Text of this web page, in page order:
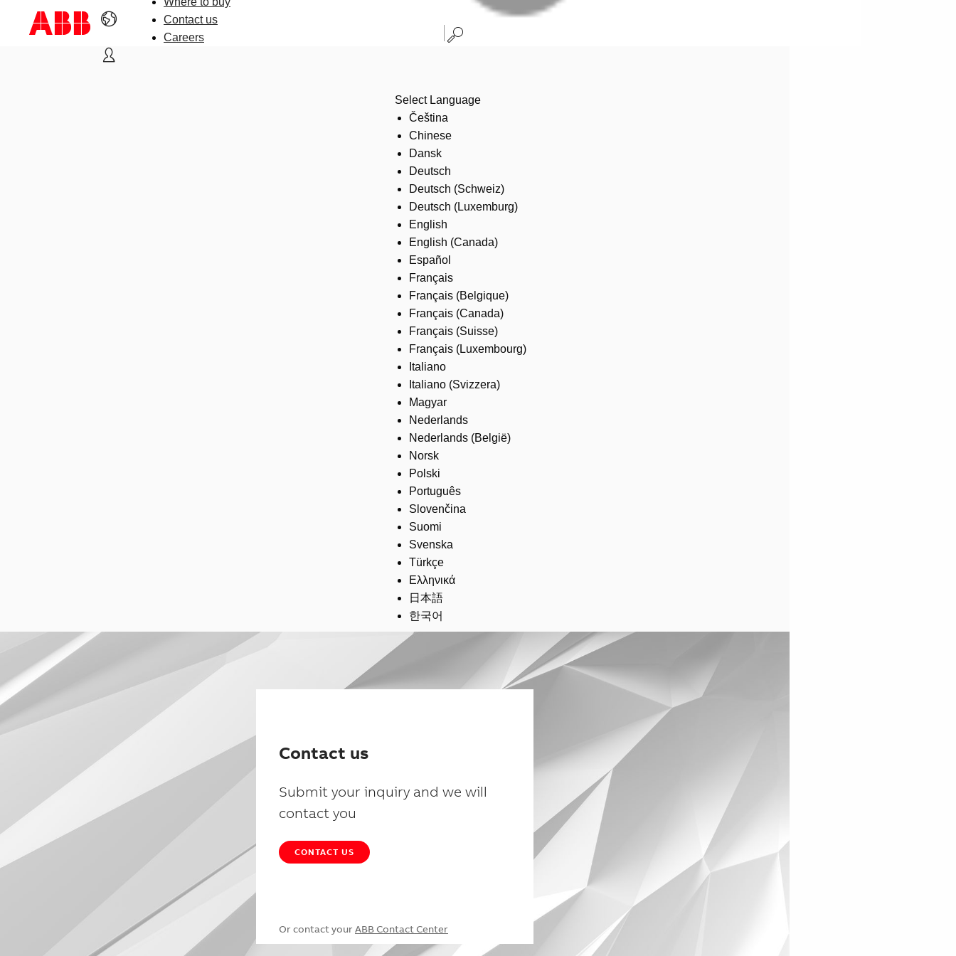
Contact us
Careers
Select Language
Čeština
Chinese
Dansk
Deutsch
Deutsch (Schweiz)
Deutsch (Luxemburg)
English
English (Canada)
Español
Français
Français (Belgique)
Français (Canada)
Français (Suisse)
Français (Luxembourg)
Italiano
Italiano (Svizzera)
Magyar
Nederlands
Nederlands (België)
Norsk
Polski
Português
Slovenčina
Suomi
Svenska
Türkçe
Ελληνικά
日本語
한국어
Contact us
Submit your inquiry and we will
contact you
CONTACT US
Or contact your ABB Contact Center